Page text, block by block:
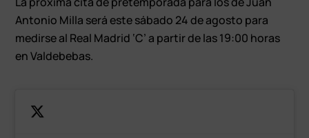
Antonio Milla será este sábado 24 de agosto para
medirse al Real Madrid ‘C’ a partir de las 19:00 horas
en Valdebebas.